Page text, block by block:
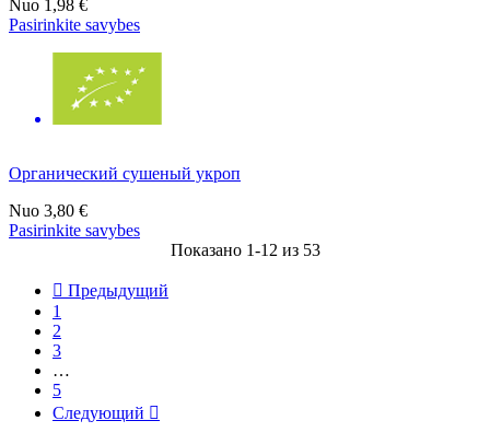
Nuo 1,98 €
Pasirinkite savybes
Органический сушеный укроп
Nuo 3,80 €
Pasirinkite savybes
Показано 1-12 из 53
 Предыдущий
1
2
3
…
5
Следующий 